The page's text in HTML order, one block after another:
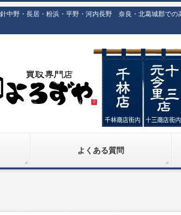
野・長居・粉浜・平野・河内長野 奈良・北葛城郡での
よくある質問